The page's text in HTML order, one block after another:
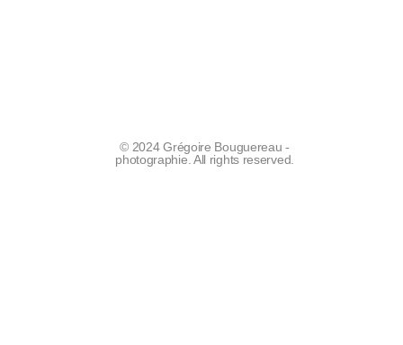
© 2024 Grégoire Bouguereau -
photographie. All rights reserved.